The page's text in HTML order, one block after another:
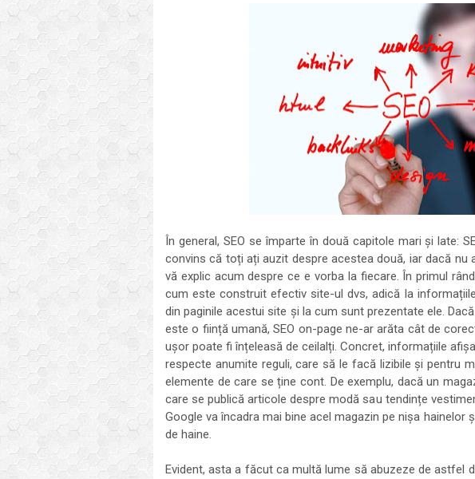
În general, SEO se împarte în două capitole mari și late:
convins că toți ați auzit despre acestea două, iar dacă nu
vă explic acum despre ce e vorba la fiecare. În primul
cum este construit efectiv site-ul dvs, adică la
din paginile acestui site și la cum sunt prezentate ele.
este o ființă umană, SEO on-page ne-ar arăta cât de
ușor poate fi înțeleasă de ceilalți. Concret, informațiile
respecte anumite reguli, care să le facă lizibile și pentru
elemente de care se ține cont. De exemplu, dacă un
care se publică articole despre modă sau tendințe
Google va încadra mai bine acel magazin pe nișa hainelor
de haine.
Evident, asta a făcut ca multă lume să abuzeze de astfel